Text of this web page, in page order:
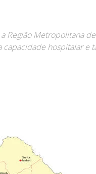
Região Metropolitana
hospitalar e